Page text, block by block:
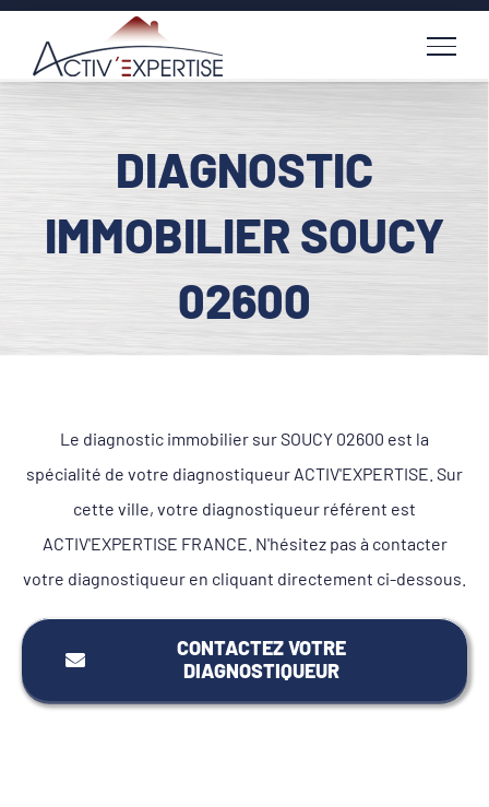
Passer
contenu
DIAGNOSTIC
IMMOBILIER SOUCY
02600
Le diagnostic immobilier sur SOUCY 02600 est la
spécialité de votre diagnostiqueur ACTIV'EXPERTISE. Sur
cette ville, votre diagnostiqueur référent est
ACTIV'EXPERTISE FRANCE. N'hésitez pas à contacter
votre diagnostiqueur en cliquant directement ci-dessous.
CONTACTEZ VOTRE
DIAGNOSTIQUEUR